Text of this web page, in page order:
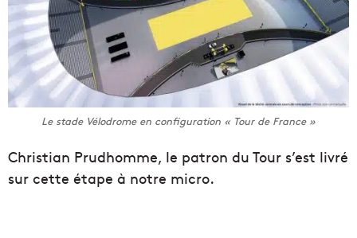
Le stade Vélodrome en configuration « Tour de France »
Christian Prudhomme, le patron du Tour s’est livré
sur cette étape à notre micro.